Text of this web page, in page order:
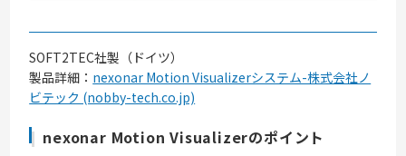
SOFT2TEC社製（ドイツ）
製品詳細： nexonar Motion Visualizerシステム-株式会社ノ
ビテック (nobby-tech.co.jp)
nexonar Motion Visualizerのポイント